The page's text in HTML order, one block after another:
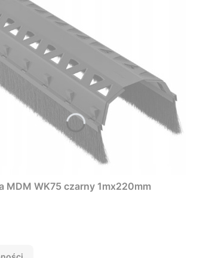
WK75 czarny 1mx220mm